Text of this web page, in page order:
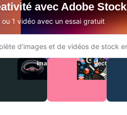
avec Adobe Stock
1 vidéo avec un essai gratuit
Images Vecteurs